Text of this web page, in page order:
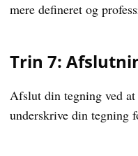
mere defineret og
Trin 7:
Afslut din tegning ved
underskrive din tegning